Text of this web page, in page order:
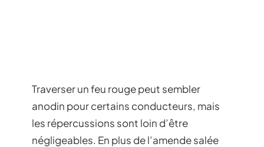
Traverser un feu rouge peut sembler
anodin pour certains conducteurs, mais
les répercussions sont loin d’être
négligeables. En plus de l’amende salée